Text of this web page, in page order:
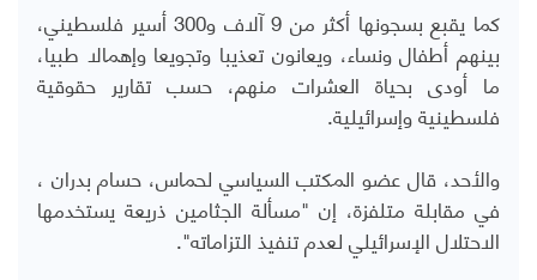
كما يقبع بسجونها أكثر من 9 آلاف و300 أسير فلسطيني،
بينهم أطفال ونساء، ويعانون تعذيبا وتجويعا وإهمالا طبيا،
ما أودى بحياة العشرات منهم، حسب تقارير حقوقية
فلسطينية وإسرائيلية.
والأحد، قال عضو المكتب السياسي لحماس، حسام بدران ،
في مقابلة متلفزة، إن "مسألة الجثامين ذريعة يستخدمها
الاحتلال الإسرائيلي لعدم تنفيذ التزاماته".